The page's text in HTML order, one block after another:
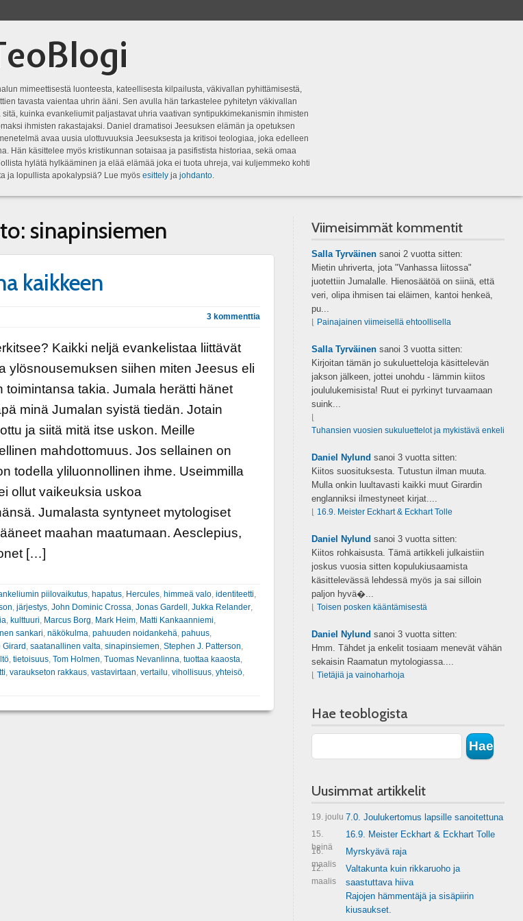
mimeettisestä luonteesta, kateellisesta kilpailusta, väkivallan pyhittämisestä,
tavasta vaientaa uhrin ääni. Sen avulla hän tarkastelee pyhitetyn väkivallan
kuinka evankeliumit paljastavat uhria vaativan syntipukkimekanismin ihmisten
ihmisten rakastajaksi. Daniel dramatisoi Jeesuksen elämän ja opetuksen
avaa uusia ulottuvuuksia Jeesuksesta ja kritisoi teologiaa, joka edelleen
Hän käsittelee myös kristikunnan sotaisaa ja pasifistista historiaa, sekä omaa
hylätä hylkääminen ja elää elämää joka ei tuota uhreja, vai kuljemmeko kohti
ja lopullista apokalypsiä? Lue myös esittelyja johdanto.
sinapinsiemen
kaikkeen
3 kommenttia
Kaikki neljä evankelistaa liittävät
ylösnousemuksen siihen miten Jeesus eli
toimintansa takia. Jumala herätti hänet
minä Jumalan syistä tiedän. Jotain
ja siitä mitä itse uskon. Meille
mahdottomuus. Jos sellainen on
todella yliluonnollinen ihme. Useimmilla
ollut vaikeuksia uskoa
Jumalasta syntyneet mytologiset
maahan maatumaan. Aesclepius,
[…]
piilovaikutus, hapatus, Hercules, himmeä valo, identiteetti
järjestys, John Dominic Crossa Jonas Gardell Jukka Relander,
kulttuuri Marcus Borg Mark Heim, Matti Kankaanniemi
sankari näkökulma pahuuden noidankehä pahuus,
Girard saatanallinen valta sinapinsiemen Stephen J. Patterson
, tietoisuus, Tom Holmen Tuomas Nevanlinna tuottaa kaaosta
varaukseton rakkaus, vastavirtaan vertailu vihollisuus, yhteisö,
Viimeisimmät kommentit
Salla Tyrväinensanoi 2 vuotta sitten:
Mietin uhriverta, jota "Vanhassa liitossa"
juotettiin Jumalalle. Hienosäätöä on siinä, että
veri, olipa ihmisen tai eläimen, kantoi henkeä,
pu...
Painajainen viimeisellä ehtoollisella
Salla Tyrväinensanoi 3 vuotta sitten:
Kirjoitan tämän jo sukuluetteloja käsittelevän
jakson jälkeen, jottei unohdu - lämmin kiitos
joululukemisista! Ruut ei pyrkinyt turvaamaan
suink...
Tuhansien vuosien sukuluettelot ja mykistävä enkeli
Daniel Nylund sanoi 3 vuotta sitten:
Kiitos suosituksesta. Tutustun ilman muuta.
Mulla onkin luultavasti kaikki muut Girardin
englanniksi ilmestyneet kirjat....
16.9. Meister Eckhart & Eckhart Tolle
Daniel Nylund sanoi 3 vuotta sitten:
Kiitos rohkaisusta. Tämä artikkeli julkaistiin
joskus vuosia sitten kopulukiusaamista
käsittelevässä lehdessä myös ja sai silloin
paljon hyvä�...
Toisen posken kääntämisestä
Daniel Nylund sanoi 3 vuotta sitten:
Hmm. Tähdet ja enkelit tosiaam menevät vähän
sekaisin Raamatun mytologiassa....
Tietäjiä ja vainoharhoja
Hae teoblogista
Uusimmat artikkelit
19. joulu 7.0. Joulukertomus lapsille sanoitettuna
15.
heinä
16.9. Meister Eckhart & Eckhart Tolle
16.
maalis
Myrskyävä raja
12.
maalis
Valtakunta kuin rikkaruoho ja
saastuttava hiiva
Rajojen hämmentäjä ja sisäpiirin
kiusaukset.